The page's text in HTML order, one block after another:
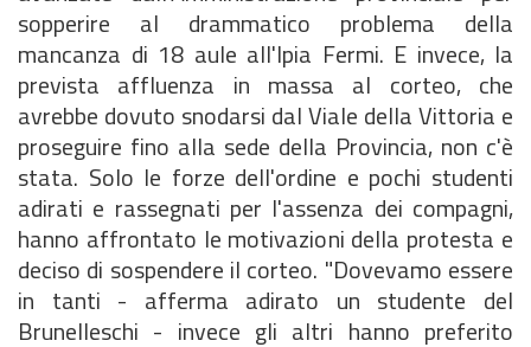
sopperire al drammatico problema della
mancanza di 18 aule all'Ipia Fermi. E invece, la
prevista affluenza in massa al corteo, che
avrebbe dovuto snodarsi dal Viale della Vittoria e
proseguire fino alla sede della Provincia, non c'è
stata. Solo le forze dell'ordine e pochi studenti
adirati e rassegnati per l'assenza dei compagni,
hanno affrontato le motivazioni della protesta e
deciso di sospendere il corteo. "Dovevamo essere
in tanti - afferma adirato un studente del
Brunelleschi - invece gli altri hanno preferito